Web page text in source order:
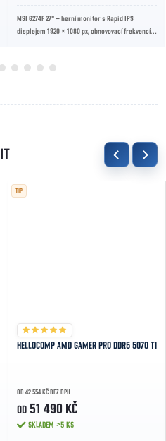
MSI G274F 27" – herní monitor s Rapid IPS
displejem 1920 × 1080 px, obnovovací frekvencí
TIP
HELLOCOMP AMD GAMER PRO DDR5 5070 TI
OD 42 554 KČ BEZ DPH
OD 51 490 KČ
SKLADEM >5 KS